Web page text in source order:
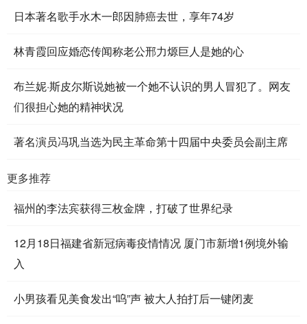
日本著名歌手水木一郎因肺癌去世，享年74岁
林青霞回应婚恋传闻称老公邢力㷧巨人是她的心
布兰妮·斯皮尔斯说她被一个她不认识的男人冒犯了。网友
们很担心她的精神状况
著名演员冯巩当选为民主革命第十四届中央委员会副主席
更多推荐
福州的李法宾获得三枚金牌，打破了世界纪录
12月18日福建省新冠病毒疫情情况 厦门市新增1例境外输
入
小男孩看见美食发出“呜”声 被大人拍打后一键闭麦